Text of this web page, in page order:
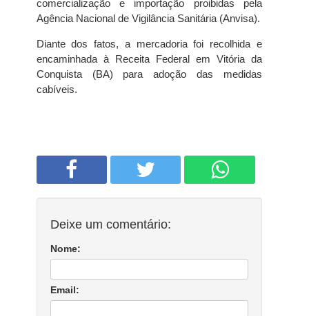
comercialização e importação proibidas pela
Agência Nacional de Vigilância Sanitária (Anvisa).
Diante dos fatos, a mercadoria foi recolhida e
encaminhada à Receita Federal em Vitória da
Conquista (BA) para adoção das medidas
cabíveis.
Deixe um comentário:
Nome:
Email: